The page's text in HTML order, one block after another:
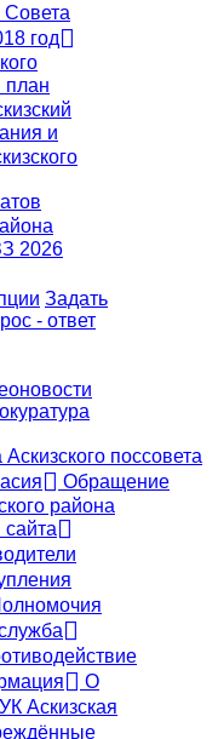
год
план
и
2026
Задать
- ответ
Аскизского поссовета
Обращение
района
сайта
О
Аскизская